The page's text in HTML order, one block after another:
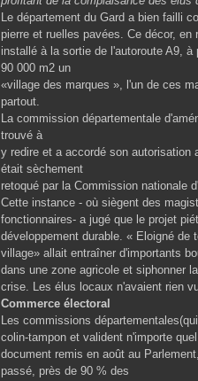
Le département du Gard a bien failli
pierre et ruelles pavées. Ce décor,
installé à la sortie de l'autoroute A9,
90 000 m2 un
«village des marques », l'un de ces
partout.
La commission départementale
trouvé à
y redire et a accordé son autorisation
était sèchement
retoqué par la Commission nationale
Cette instance - où siègent des
fonctionnaires- a jugé que le projet
développement durable. « Eloigné
village» allait entraîner d'importants
dans une zone agricole et siphonner
crise. Les élus locaux n'avaient rien
Commerce électoral
Les commissions
colin-tampon et valident n'importe
document remis en août au
passé, près de 90 % des